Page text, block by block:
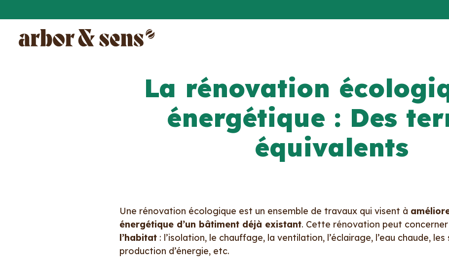
La rénovation
énergétique : Des
équivalents
Une rénovation écologique est un ensemble de travaux qui visent à
énergétique d’un bâtiment déjà existant. Cette rénovation peut concerner
l’habitat : l’isolation, le chauffage, la ventilation, l’éclairage, l’eau chaude,
production d’énergie, etc.